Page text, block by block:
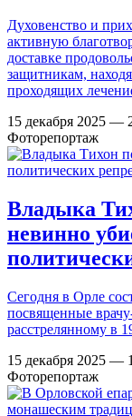
Духовенство и
активную
доставке
защитникам,
проходящих
15 декабря 2025 —
Фоторепортаж
Владыка
невинно
Сегодня в Орле
посвященные
расстрелянному в
15 декабря 2025 —
Фоторепортаж